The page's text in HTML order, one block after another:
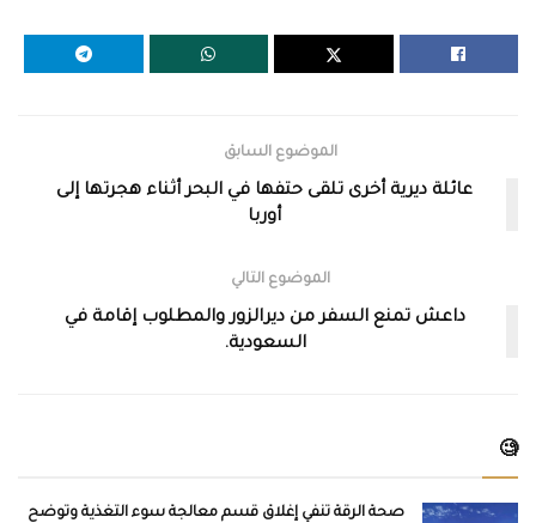
الموضوع السابق
عائلة ديرية أخرى تلقى حتفها في البحر أثناء هجرتها إلى
أوربا
الموضوع التالي
داعش تمنع السفر من ديرالزور والمطلوب إقامة في
السعودية.
🧐
صحة الرقة تنفي إغلاق قسم معالجة سوء التغذية وتوضح